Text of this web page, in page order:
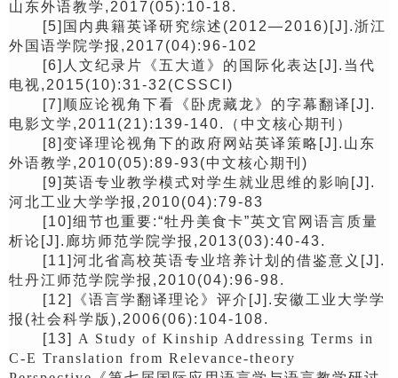
山东外语教学,2017(05):10-18.
[5] 国内典籍英译研究综述(2012—2016)[J].浙江
外国语学院学报,2017(04):96-102
[6] 人文纪录片《五大道》的国际化表达[J].当代
电视,2015(10):31-32 (CSSCI)
[7] 顺应论视角下看《卧虎藏龙》的字幕翻译[J].
电影文学,2011(21):139-140.（中文核心期刊）
[8]变译理论视角下的政府网站英译策略[J].山东
外语教学,2010(05):89-93(中文核心期刊)
[9] 英语专业教学模式对学生就业思维的影响[J].
河北工业大学学报,2010(04):79-83
[10] 细节也重要:“牡丹美食卡”英文官网语言质量
析论[J].廊坊师范学院学报,2013(03):40-43.
[11] 河北省高校英语专业培养计划的借鉴意义[J].
牡丹江师范学院学报,2010(04):96-98.
[12]
《语言学翻译理论》评介[J].安徽工业大学学
报(社会科学版),2006(06):104-108.
[13] A Study of Kinship Addressing Terms in
C-E Translation from Relevance-theory